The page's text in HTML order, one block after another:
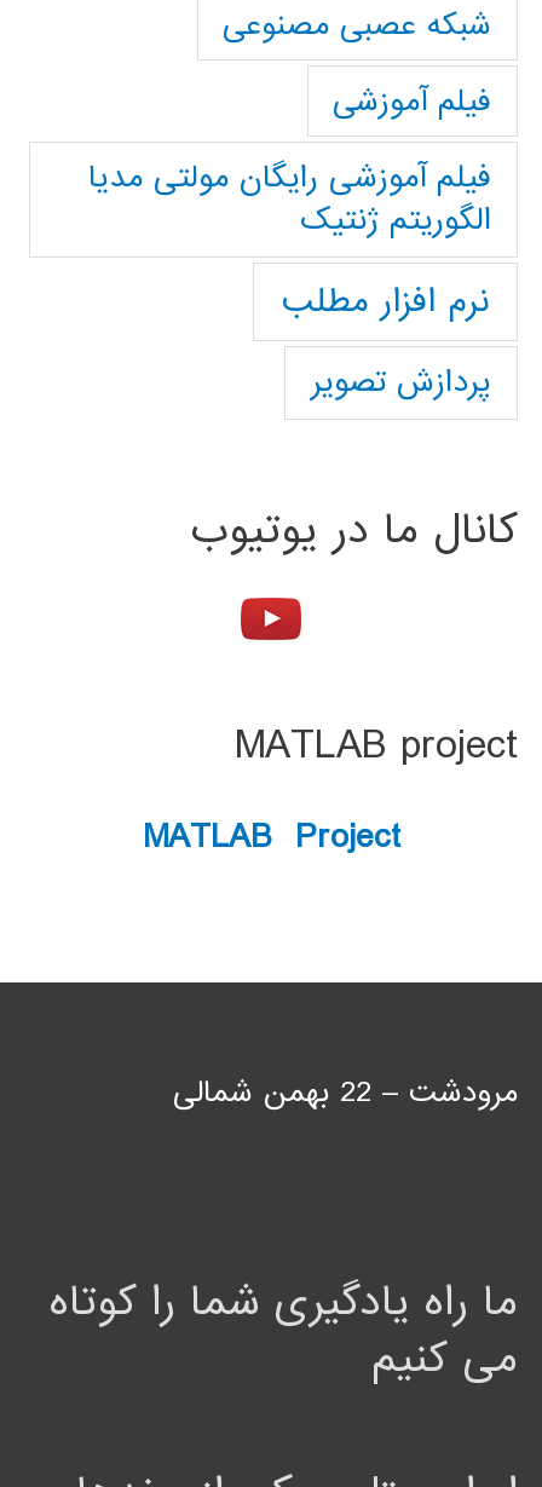
شبکه عصبی مصنوعی
فیلم آموزشی
فیلم آموزشی رایگان مولتی مدیا
الگوریتم ژنتیک
نرم افزار مطلب
پردازش تصویر
کانال ما در یوتیوب
MATLAB project
MATLAB Project
مرودشت – 22 بهمن شمالی
ما راه یادگیری شما را کوتاه
می کنیم